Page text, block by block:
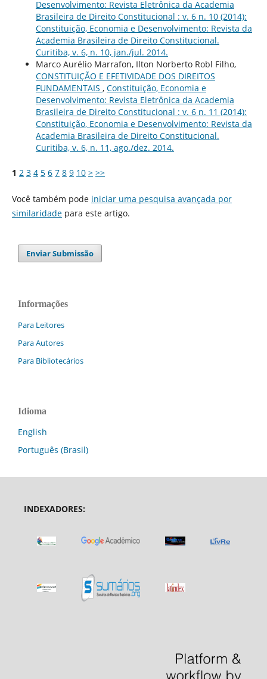
Desenvolvimento: Revista Eletrônica da Academia
Brasileira de Direito Constitucional : v. 6 n. 10 (2014):
Constituição, Economia e Desenvolvimento: Revista da
Academia Brasileira de Direito Constitucional.
Curitiba, v. 6, n. 10, jan./jul. 2014.
Marco Aurélio Marrafon, Ilton Norberto Robl Filho,
CONSTITUIÇÃO E EFETIVIDADE DOS DIREITOS
FUNDAMENTAIS , Constituição, Economia e
Desenvolvimento: Revista Eletrônica da Academia
Brasileira de Direito Constitucional : v. 6 n. 11 (2014):
Constituição, Economia e Desenvolvimento: Revista da
Academia Brasileira de Direito Constitucional.
Curitiba, v. 6, n. 11, ago./dez. 2014.
1 2 3 4 5 6 7 8 9 10 > >>
Você também pode iniciar uma pesquisa avançada por
similaridadepara este artigo.
Enviar Submissão
Informações
Para Leitores
Para Autores
Para Bibliotecários
Idioma
English
Português (Brasil)
INDEXADORES: